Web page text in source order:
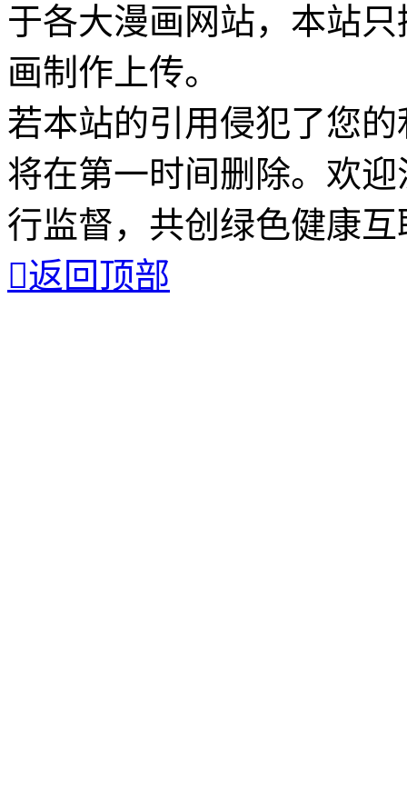
于各大漫画网站，本站
画制作上传。
若本站的引用侵犯了您
将在第一时间删除。欢
行监督，共创绿色健康互
返回顶部